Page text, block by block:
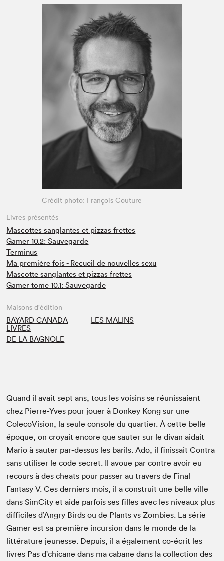
Espace médias
Crédit photo: François Couture
Livres présentés
Mascottes sanglantes et pizzas frettes
Gamer 10.2: Sauvegarde
Terminus
Ma première fois - Recueil de nouvelles sexu
Mascotte sanglantes et pizzas frettes
Gamer tome 10.1: Sauvegarde
Maisons d'édition
BAYARD CANADA
LIVRES
LES MALINS
DE LA BAGNOLE
Quand il avait sept ans, tous les voisins se réunissaient
chez Pierre-Yves pour jouer à Donkey Kong sur une
ColecoVision, la seule console du quartier. À cette belle
époque, on croyait encore que sauter sur le divan aidait
Mario à sauter par-dessus les barils. Ado, il finissait Contra
sans utiliser le code secret. Il avoue par contre avoir eu
recours à des cheats pour passer au travers de Final
Fantasy V. Ces derniers mois, il a construit une belle ville
dans SimCity et aide parfois ses filles avec les niveaux plus
difficiles d’Angry Birds ou de Plants vs Zombies. La série
Gamer est sa première incursion dans le monde de la
littérature jeunesse. Depuis, il a également co-écrit les
livres Pas d'chicane dans ma cabane dans la collection des